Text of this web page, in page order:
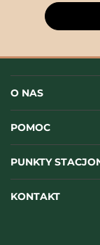
O NAS
POMOC
PUNKTY
KONTAKT